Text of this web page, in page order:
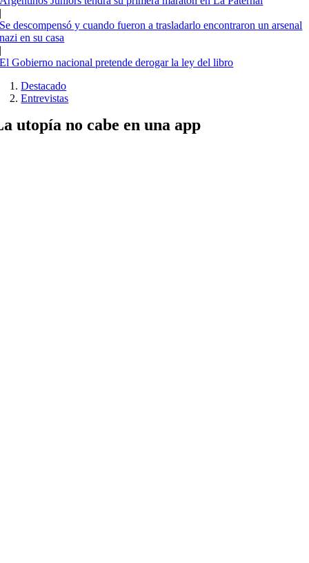
|
Se descompensó y cuando fueron a trasladarlo encontraron un arsenal
nazi en su casa
|
El Gobierno nacional pretende derogar la ley del libro
Destacado
Entrevistas
utopía no cabe en una app